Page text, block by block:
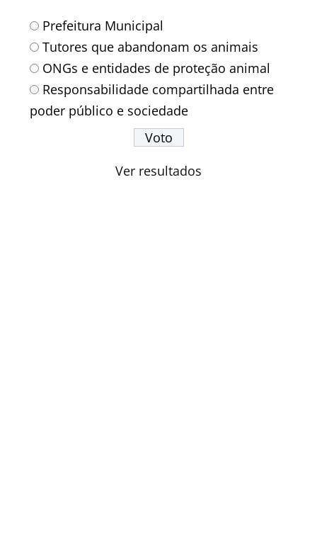
Prefeitura Municipal
Tutores que abandonam os animais
ONGs e entidades de proteção animal
Responsabilidade compartilhada entre
poder público e sociedade
Ver resultados